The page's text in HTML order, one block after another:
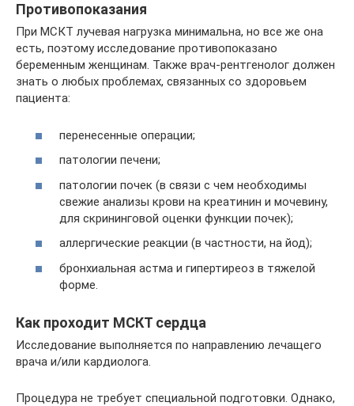
Противопоказания
При МСКТ лучевая нагрузка минимальна, но все же она
есть, поэтому исследование противопоказано
беременным женщинам. Также врач-рентгенолог должен
знать о любых проблемах, связанных со здоровьем
пациента:
перенесенные операции;
патологии печени;
патологии почек (в связи с чем необходимы
свежие анализы крови на креатинин и мочевину,
для скрининговой оценки функции почек);
аллергические реакции (в частности, на йод);
бронхиальная астма и гипертиреоз в тяжелой
форме.
Как проходит МСКТ сердца
Исследование выполняется по направлению лечащего
врача и/или кардиолога.
Процедура не требует специальной подготовки. Однако,